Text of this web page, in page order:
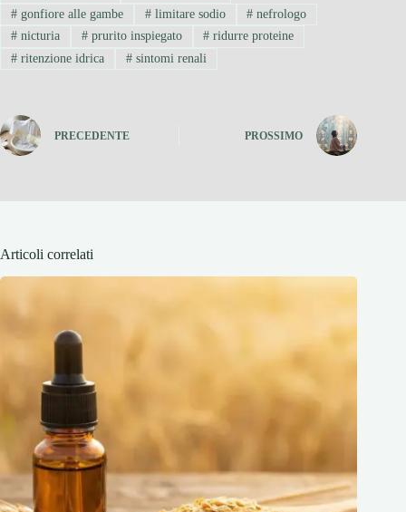
#gonfiore alle gambe #limitare sodio # nefrologo
#nicturia #prurito inspiegato # ridurre proteine
#ritenzione idrica #sintomi renali
PRECEDENTE PROSSIMO
Articoli correlati